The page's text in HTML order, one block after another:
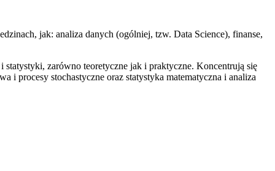
jak: analiza danych (ogólniej, tzw. Data Science), finanse,
zarówno teoretyczne jak i praktyczne. Koncentrują się
i procesy stochastyczne oraz statystyka matematyczna i analiza